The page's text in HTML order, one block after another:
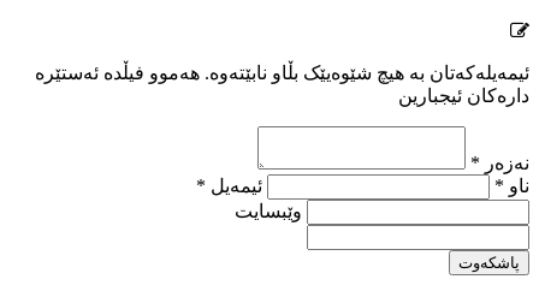
ئیمەیلەکەتان بە هیچ شێوەیێک بڵاو نابێتەوە. هەموو فیڵدە ئەستێرە
دارەکان ئیجبارین
نەزەر *
ناو *
ئیمەیل *
وێبسایت
پاشکەوت